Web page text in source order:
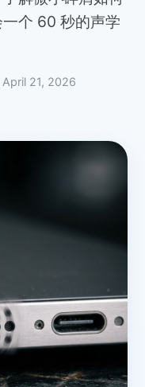
个 60 秒的声学
April 21, 2026